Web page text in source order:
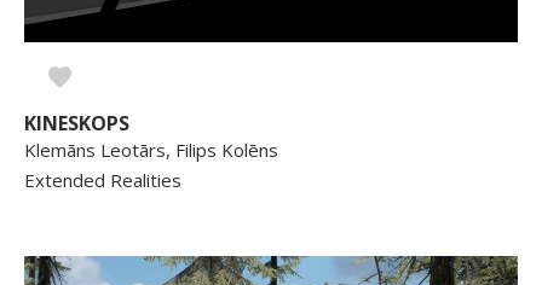
KINESKOPS
Klemāns Leotārs, Filips Kolēns
Extended Realities